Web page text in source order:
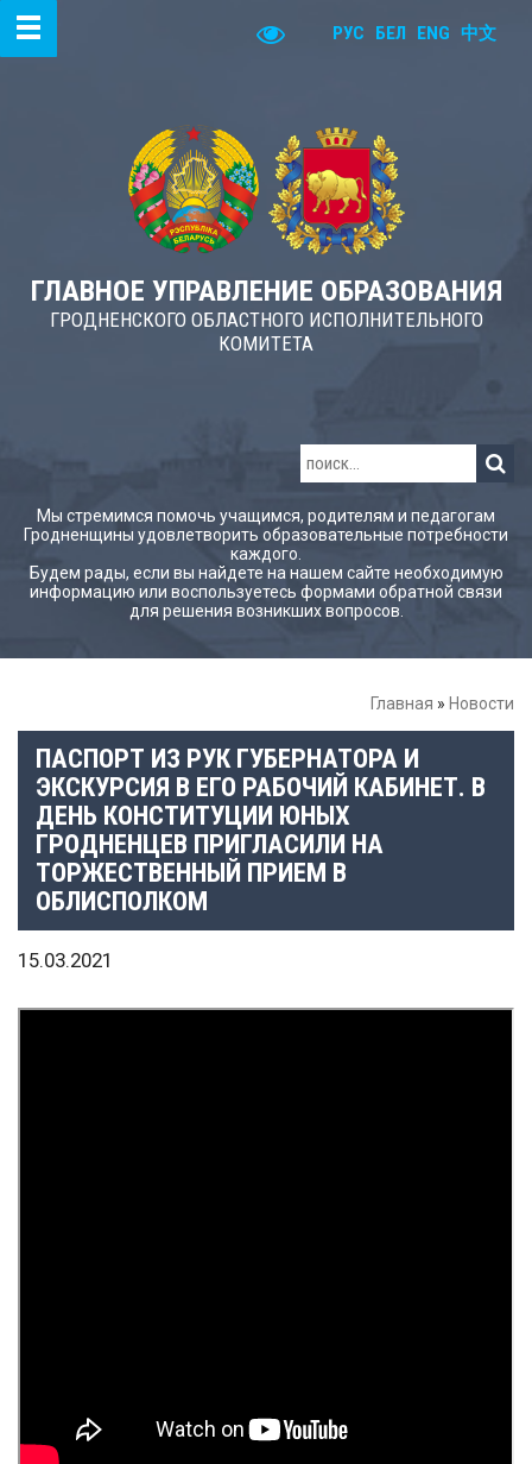
РУС БЕЛ ENG 中文
ГЛАВНОЕ УПРАВЛЕНИЕ ОБРАЗОВАНИЯ
ГРОДНЕНСКОГО ОБЛАСТНОГО ИСПОЛНИТЕЛЬНОГО
КОМИТЕТА
Мы стремимся помочь учащимся, родителям и педагогам
Гродненщины удовлетворить образовательные потребности
каждого.
Будем рады, если вы найдете на нашем сайте необходимую
информацию или воспользуетесь формами обратной связи
для решения возникших вопросов.
Главная » Новости
ПАСПОРТ ИЗ РУК ГУБЕРНАТОРА И
ЭКСКУРСИЯ В ЕГО РАБОЧИЙ КАБИНЕТ. В
ДЕНЬ КОНСТИТУЦИИ ЮНЫХ
ГРОДНЕНЦЕВ ПРИГЛАСИЛИ НА
ТОРЖЕСТВЕННЫЙ ПРИЕМ В
ОБЛИСПОЛКОМ
15.03.2021